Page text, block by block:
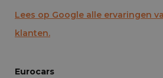
Lees op Google alle ervaringen
klanten.
Eurocars